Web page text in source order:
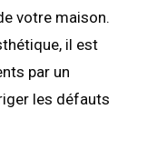
votre maison.
il est
par un
les défauts